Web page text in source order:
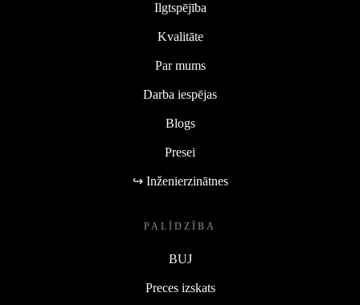
Ilgtspējība
Kvalitāte
Par mums
Darba iespējas
Blogs
Presei
↪ Inženierzinātnes
PALĪDZĪBA
BUJ
Preces izskats